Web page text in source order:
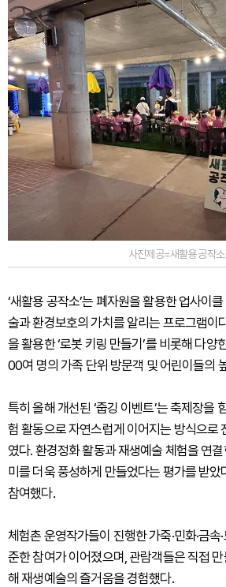
사진제공=새활용 공작소
‘새활용 공작소’는 폐자원을 활용한 업사이
술과 환경보호의 가치를 알리는 프로그램이
을 활용한 ‘로봇 키링 만들기’를 비롯해 다양
00여 명의 가족 단위 방문객 및 어린이들의
특히 올해 개선된 ‘줍깅 이벤트’는 축제장을
험 활동으로 자연스럽게 이어지는 방식으로
였다. 환경정화 활동과 재생예술 체험을 연
미를 더욱 풍성하게 만들었다는 평가를 받았
참여했다.
체험촌 운영작가들이 진행한 가죽·민화·금
준한 참여가 이어졌으며, 관람객들은 직접
해 재생예술의 즐거움을 경험했다.